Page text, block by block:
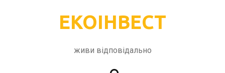
ЕКОІНВЕСТ
живи відповідально